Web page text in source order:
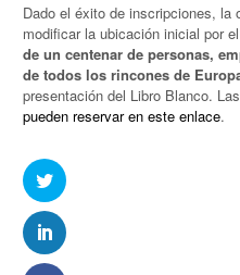
Dado el éxito de inscripciones, la
modificar la ubicación inicial por
de un centenar de personas,
de todos los rincones de
presentación del Libro Blanco.
pueden reservar en este enlace.